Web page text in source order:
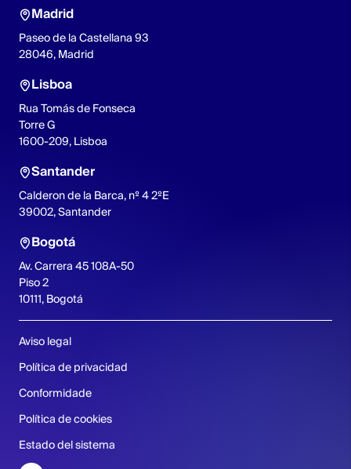
Madrid
Paseo de la Castellana 93
28046, Madrid
Lisboa
Rua Tomás de Fonseca
Torre G
1600-209, Lisboa
Santander
Calderon de la Barca, nº 4 2ºE
39002, Santander
Bogotá
Av. Carrera 45 108A-50
Piso 2
10111, Bogotá
Aviso legal
Política de privacidad
Conformidade
Política de cookies
Estado del sistema